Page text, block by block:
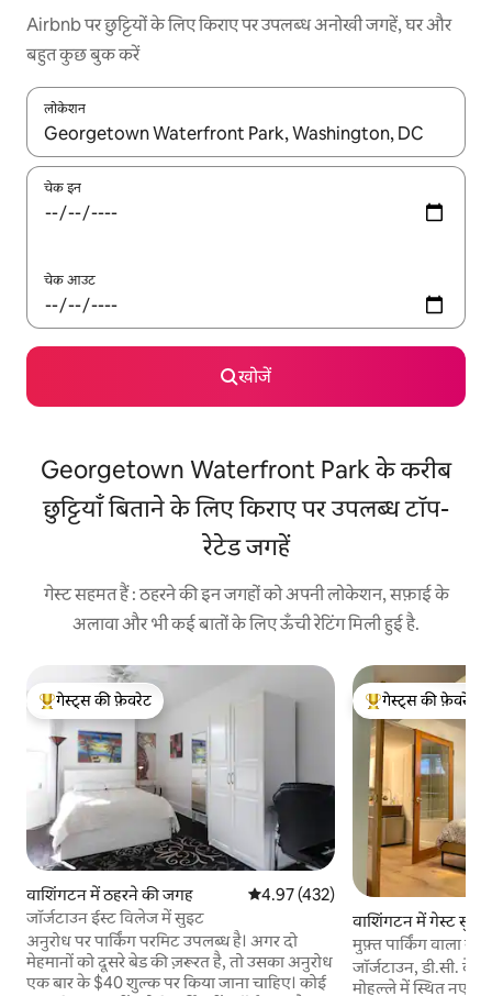
Airbnb पर छुट्टियों के लिए किराए पर उपलब्ध अनोखी जगहें, घर और
बहुत कुछ बुक करें
लोकेशन
नतीजों के उपलब्ध होने पर, अप और डाउन 'ऐरो की' का इस्तेमाल करके नेविगेट
चेक इन
चेक आउट
खोजें
Georgetown Waterfront Park के करीब
छुट्टियाँ बिताने के लिए किराए पर उपलब्ध टॉप-
रेटेड जगहें
गेस्ट सहमत हैं : ठहरने की इन जगहों को अपनी लोकेशन, सफ़ाई के
अलावा और भी कई बातों के लिए ऊँची रेटिंग मिली हुई है.
गेस्ट्स का टॉप फ़ेवरेट
गेस्ट्स की फ़ेवरेट
वाशिंगटन में ठहरने की जगह औसत रेटिंग 5 में से 4.97, 432 समीक्षाएँ
4.97 (432)
जॉर्जटाउन ईस्ट विलेज में सुइट
अनुरोध पर पार्किंग परमिट उपलब्ध है। अगर दो
मेहमानों को दूसरे बेड की ज़रूरत है, तो उसका अनुरोध
एक बार के $40 शुल्क पर किया जाना चाहिए। कोई
गेस्ट्स का टॉप फ़ेवरेट
गेस्ट्स की फ़ेवरेट
वाशिंगटन में गेस्ट सुइट
मुफ़्त पार्किंग वाला
शानदार ठिकाना
जॉर्जटाउन, डी.सी. के
मोहल्ले में स्थित नए